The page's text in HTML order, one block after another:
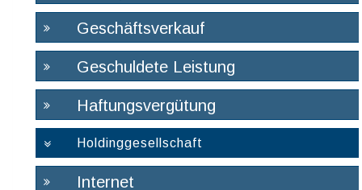
Geschäftsverkauf
Geschuldete Leistung
Haftungsvergütung
Holdinggesellschaft
Internet